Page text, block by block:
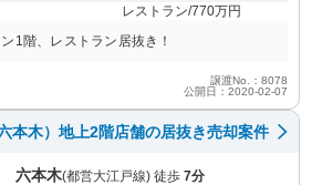
レストラン/770万円
1階、レストラン居抜き！
譲渡No.：8078
公開日：2020-02-07
本木）地上2階店舗の居抜き売却案件
六本木(都営大江戸線) 徒歩 7分